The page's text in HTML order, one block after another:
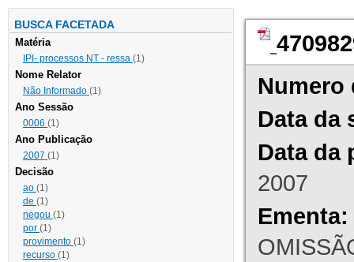
BUSCA FACETADA
Matéria
IPI- processos NT - ressa (1)
Nome Relator
Não Informado (1)
Ano Sessão
0006 (1)
Ano Publicação
2007 (1)
Decisão
ao (1)
de (1)
negou (1)
por (1)
provimento (1)
recurso (1)
Numero
Data da
Data da
2007
Ementa: